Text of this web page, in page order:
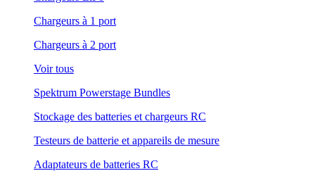
Chargeurs à 1 port
Chargeurs à 2 port
Voir tous
Spektrum Powerstage Bundles
Stockage des batteries et chargeurs RC
Testeurs de batterie et appareils de mesure
Adaptateurs de batteries RC